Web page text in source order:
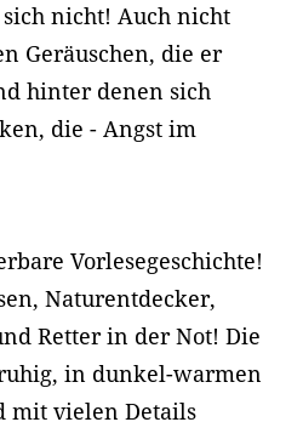
nicht! Auch nicht
Geräuschen, die er
hinter denen sich
die - Angst im
Vorlesegeschichte!
Naturentdecker,
Retter in der Not! Die
in dunkel-warmen
mit vielen Details